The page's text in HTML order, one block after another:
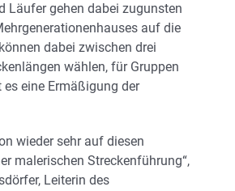
Läufer gehen dabei zugunsten
auf die
dabei zwischen drei
wählen, für Gruppen
eine Ermäßigung der
wieder sehr auf diesen
malerischen Streckenführung“,
Leiterin des